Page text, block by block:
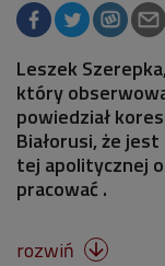
Leszek
który
powiedział
Białorusi, że
tej apolitycznej
pracować .
rozwiń 